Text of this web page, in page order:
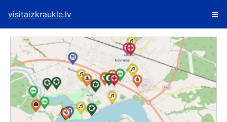
visitaizkraukle.lv